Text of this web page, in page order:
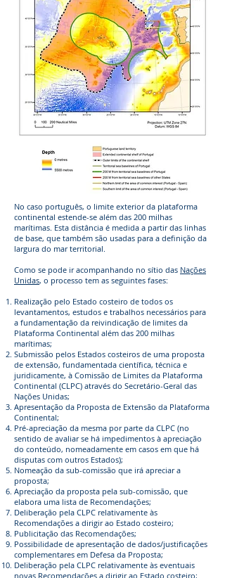
No caso português, o limite exterior da plataforma
continental estende-se além das 200 milhas
marítimas. Esta distância é medida a partir das linhas
de base, que também são usadas para a definição da
largura do mar territorial.
Como se pode ir acompanhando no sítio das Nações
Unidas, o processo tem as seguintes fases:
Realização pelo Estado costeiro de todos os
levantamentos, estudos e trabalhos necessários para
a fundamentação da reivindicação de limites da
Plataforma Continental além das 200 milhas
marítimas;
Submissão pelos Estados costeiros de uma proposta
de extensão, fundamentada científica, técnica e
juridicamente, à Comissão de Limites da Plataforma
Continental (CLPC) através do Secretário-Geral das
Nações Unidas;
Apresentação da Proposta de Extensão da Plataforma
Continental;
Pré-apreciação da mesma por parte da CLPC (no
sentido de avaliar se há impedimentos à apreciação
do conteúdo, nomeadamente em casos em que há
disputas com outros Estados);
Nomeação da sub-comissão que irá apreciar a
proposta;
Apreciação da proposta pela sub-comissão, que
elabora uma lista de Recomendações;
Deliberação pela CLPC relativamente às
Recomendações a dirigir ao Estado costeiro;
Publicitação das Recomendações;
Possibilidade de apresentação de dados/justificações
complementares em Defesa da Proposta;
Deliberação pela CLPC relativamente às eventuais
novas Recomendações a dirigir ao Estado costeiro;